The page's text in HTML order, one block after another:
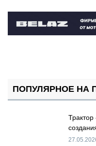
ПОПУЛЯРНОЕ НА